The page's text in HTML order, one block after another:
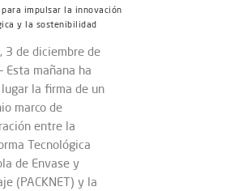
para impulsar la innovación
y la sostenibilidad
3 de diciembre de
Esta mañana ha
la firma de un
marco de
entre la
Tecnológica
de Envase y
(PACKNET) y la